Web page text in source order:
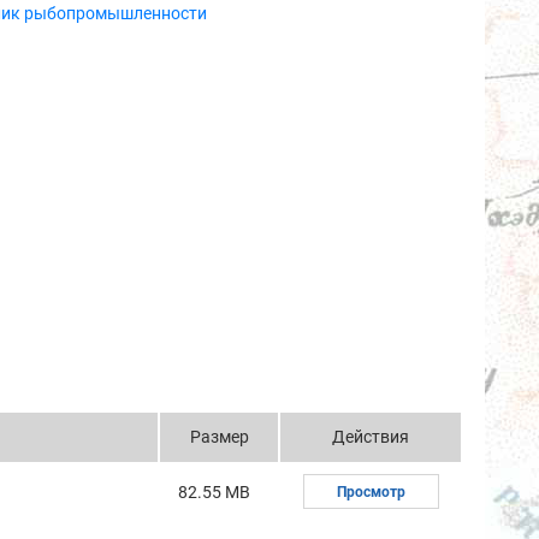
рыбопромышленности
Размер Действия
82.55 MB Просмотр